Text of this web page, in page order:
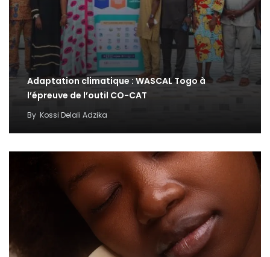
Adaptation climatique : WASCAL Togo à
l’épreuve de l’outil CO-CAT
By Kossi Delali Adzika